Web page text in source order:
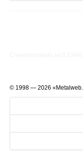
© 1998 — 2026